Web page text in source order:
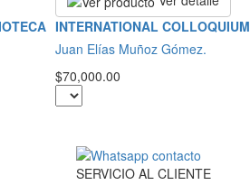
INTERNATIONAL COLLOQUIUM
Juan Elías Muñoz Gómez.
$70,000.00
SERVICIOAL CLIENTE